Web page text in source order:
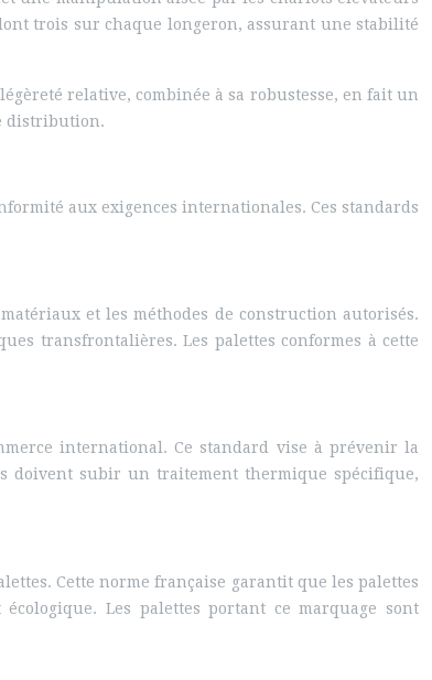
trois sur chaque longeron, assurant une stabilité
relative, combinée à sa robustesse, en fait un
distribution.
aux exigences internationales. Ces standards
et les méthodes de construction autorisés.
transfrontalières. Les palettes conformes à cette
international. Ce standard vise à prévenir la
doivent subir un traitement thermique spécifique,
Cette norme française garantit que les palettes
Les palettes portant ce marquage sont